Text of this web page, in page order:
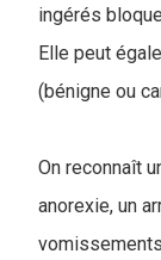
ingérés
Elle peut
(bénigne ou
On reconnaît
anorexie, un